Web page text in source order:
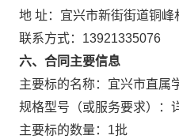
地 址：宜兴市新街街道铜峰
联系方式：13921335076
六、合同主要信息
主要标的名称：宜兴市直属
规格型号（或服务要求）：
主要标的数量：1批